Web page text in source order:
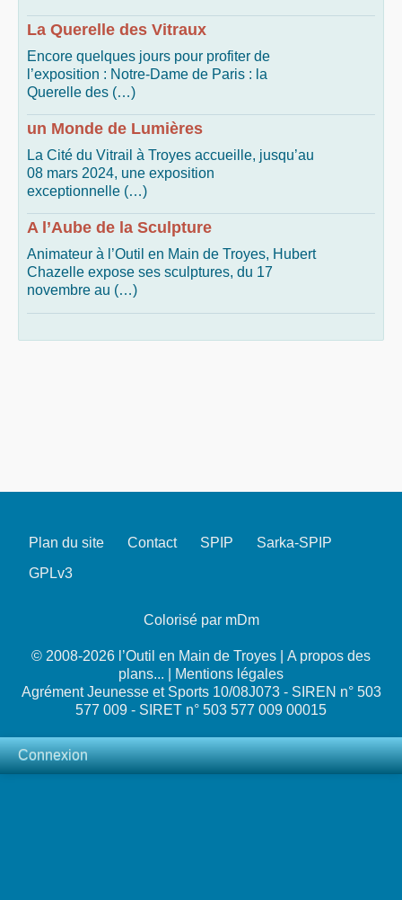
La Querelle des Vitraux
Encore quelques jours pour profiter de
l’exposition : Notre-Dame de Paris : la
Querelle des (…)
un Monde de Lumières
La Cité du Vitrail à Troyes accueille, jusqu’au
08 mars 2024, une exposition
exceptionnelle (…)
A l’Aube de la Sculpture
Animateur à l’Outil en Main de Troyes, Hubert
Chazelle expose ses sculptures, du 17
novembre au (…)
Plan du site Contact SPIP
Sarka-SPIP
GPLv3
Colorisé par mDm
© 2008-2026 l’Outil en Main de Troyes | A propos des
plans...
Mentions légales
Agrément Jeunesse et Sports 10/08J073 - SIREN n° 503
577 009 - SIRET n° 503 577 009 00015
Connexion